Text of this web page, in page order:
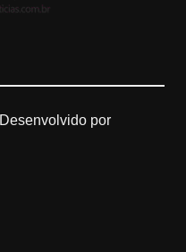
Desenvolvido por